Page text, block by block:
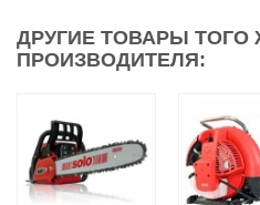
ДРУГИЕ ТОВАРЫ ТОГО
ПРОИЗВОДИТЕЛЯ: